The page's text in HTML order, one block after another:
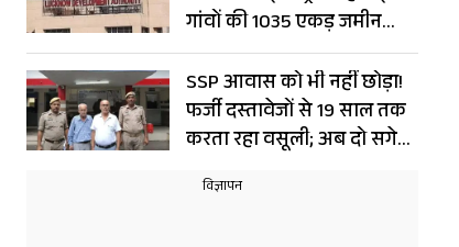
गांवों की 1035 एकड़ जमीन
चिन्हित; LDA का बड़ा दांव
SSP आवास को भी नहीं छोड़ा!
फर्जी दस्तावेजों से 19 साल तक
करता रहा वसूली; अब दो सगे
भाई गिरफ्तार